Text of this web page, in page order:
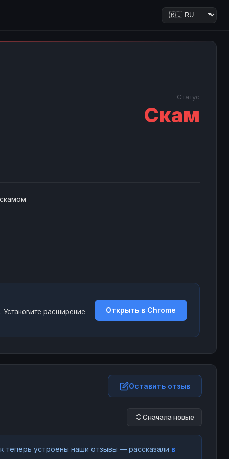
Статус
Скам
Установите расширение
Открыть в Chrome
Оставить отзыв
Сначала новые
теперь устроены наши отзывы — рассказали в